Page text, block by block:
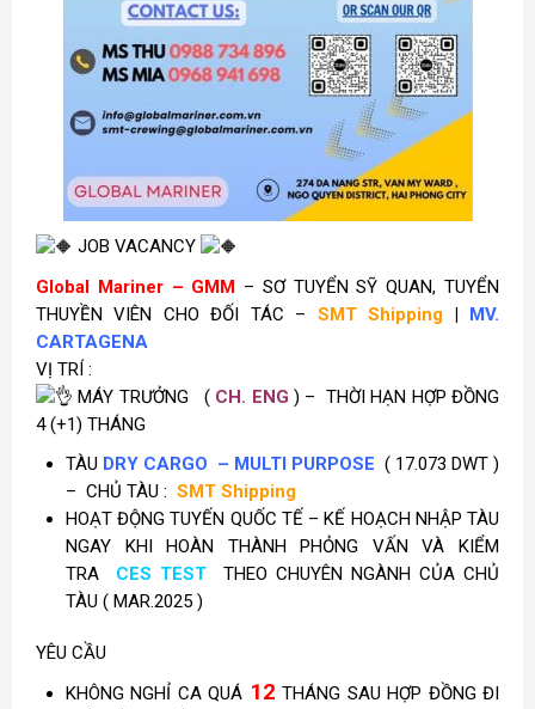
JOB VACANCY
Global Mariner – GMM – SƠ TUYỂN SỸ QUAN, TUYỂN
THUYỀN VIÊN CHO ĐỐI TÁC –
SMT Shipping | MV.
CARTAGENA
VỊ TRÍ :
MÁY TRƯỞNG ( CH. ENG ) – THỜI HẠN HỢP ĐỒNG
4 (+1) THÁNG
TÀU DRY CARGO – MULTI PURPOSE ( 17.073 DWT )
– CHỦ TÀU : SMT Shipping
HOẠT ĐỘNG TUYẾN QUỐC TẾ – KẾ HOẠCH NHẬP TÀU
NGAY KHI HOÀN THÀNH PHỎNG VẤN VÀ KIỂM
TRA CES TEST THEO CHUYÊN NGÀNH CỦA CHỦ
TÀU ( MAR.2025 )
YÊU CẦU
KHÔNG NGHỈ CA QUÁ 12 THÁNG SAU HỢP ĐỒNG ĐI